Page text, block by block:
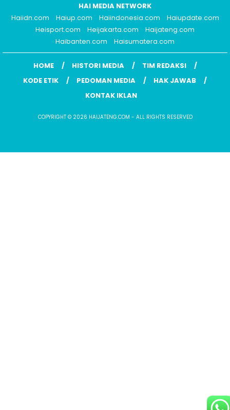
HAI MEDIA NETWORK
Haiidn.com
Haiup.com Haiindonesia.com
Haiupdate.com
Heisport.com
Heijakarta.com
Haijateng.com
Haibanten.com
Haisumatera.com
HOME HISTORI MEDIA
TIM REDAKSI
KODE ETIK
PEDOMAN MEDIA
HAK JAWAB
KONTAK IKLAN
COPYRIGHT © 2026 HAIJATENG.COM - ALL RIGHTS RESERVED